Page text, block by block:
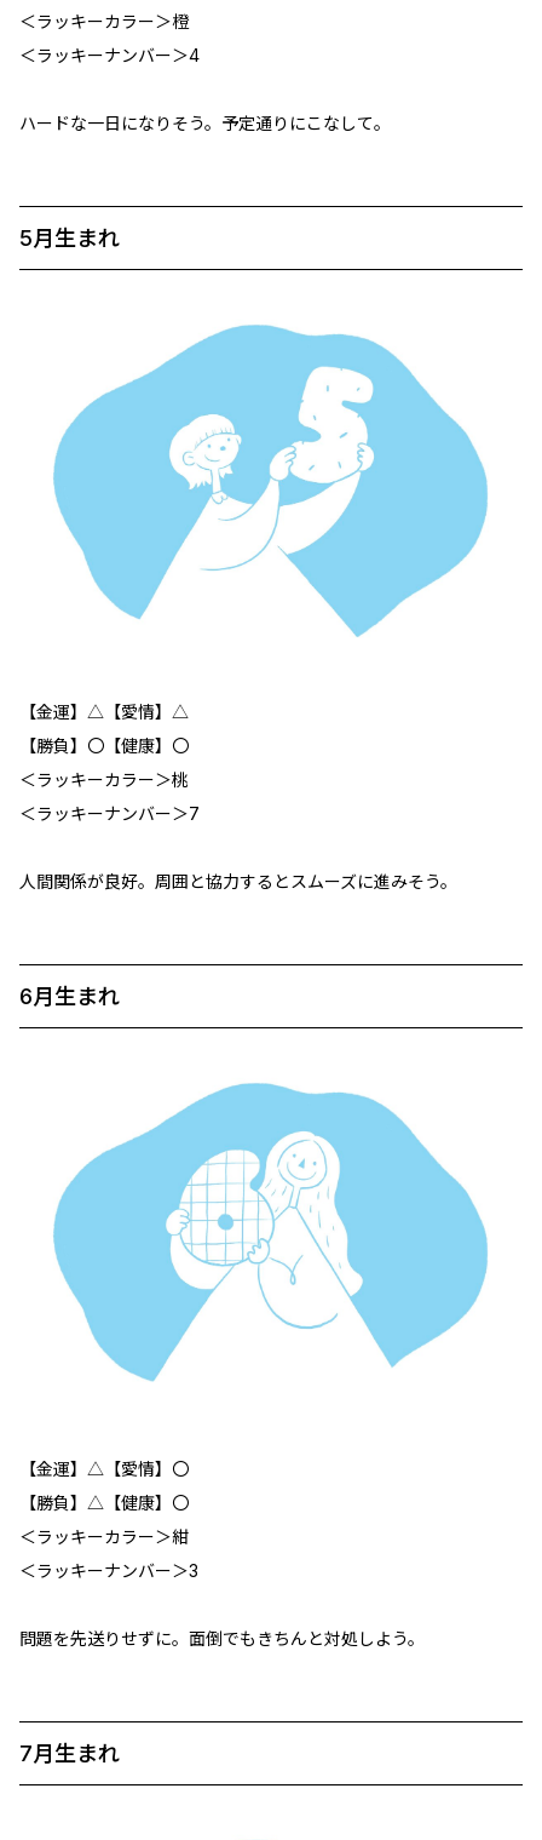
＜ラッキーカラー＞橙
＜ラッキーナンバー＞4
ハードな一日になりそう。予定通りにこなして。
5月生まれ
【金運】△【愛情】△
【勝負】〇【健康】〇
＜ラッキーカラー＞桃
＜ラッキーナンバー＞7
人間関係が良好。周囲と協力するとスムーズに進みそう。
6月生まれ
【金運】△【愛情】〇
【勝負】△【健康】〇
＜ラッキーカラー＞紺
＜ラッキーナンバー＞3
問題を先送りせずに。面倒でもきちんと対処しよう。
7月生まれ